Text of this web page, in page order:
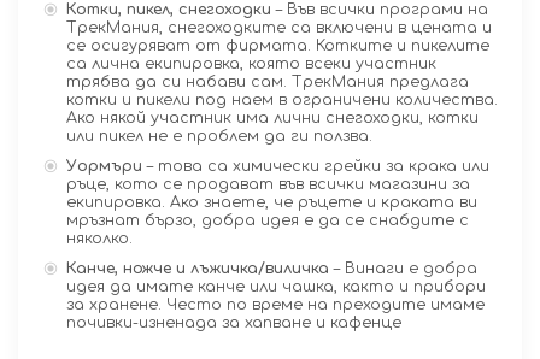
Котки, пикел, снегоходки – Във всички програми на
ТрекМания, снегоходките са включени в цената и
се осигуряват от фирмата. Котките и пикелите
са лична екипировка, която всеки участник
трябва да си набави сам. ТрекМания предлага
котки и пикели под наем в ограничени количества.
Ако някой участник има лични снегоходки, котки
или пикел не е проблем да ги ползва.
Уормъри – това са химически грейки за крака или
ръце, кото се продават във всички магазини за
екипировка. Ако знаете, че ръцете и краката ви
мръзнат бързо, добра идея е да се снабдите с
няколко.
Канче, ножче и лъжичка/виличка – Винаги е добра
идея да имате канче или чашка, както и прибори
за хранене. Често по време на преходите имаме
почивки-изненада за хапване и кафенце